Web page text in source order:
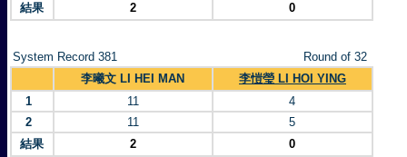
結果
2 0
System Record 381
Round of 32
李曦文 LI HEI MAN
李愷瑩 LI HOI YING
1
11
4
2
11
5
結果
2 0